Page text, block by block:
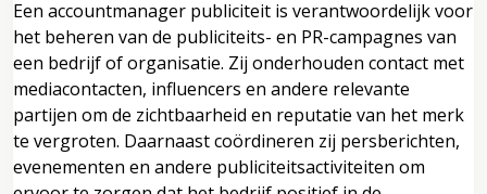
Een accountmanager publiciteit is verantwoordelijk voor
het beheren van de publiciteits- en PR-campagnes van
een bedrijf of organisatie. Zij onderhouden contact met
mediacontacten, influencers en andere relevante
partijen om de zichtbaarheid en reputatie van het merk
te vergroten. Daarnaast coördineren zij persberichten,
evenementen en andere publiciteitsactiviteiten om